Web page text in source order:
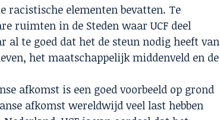
elementen bevatten. Te
ruimten in de Steden waar UCF deel
al te goed dat het de steun nodig heeft van
het maatschappelijk middenveld en de
afkomst is een goed voorbeeld op grond
afkomst wereldwijd veel last hebben